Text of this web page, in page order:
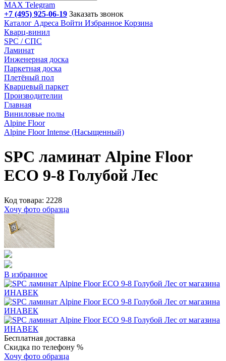
MAX Telegram
+7 (495) 925-06-19 Заказать звонок
Каталог Адреса Войти Избранное Корзина
Кварц-винил
SPC / СПС
Ламинат
Инженерная доска
Паркетная доска
Плетёный пол
Кварцевый паркет
Производителии
Главная
Виниловые полы
Alpine Floor
Alpine Floor Intense (Насыщенный)
SPC ламинат Alpine Floor
ECO 9-8 Голубой Лес
Код товара: 2228
Хочу фото образца
В избранное
Бесплатная доставка
Скидка по телефону %
Хочу фото образца